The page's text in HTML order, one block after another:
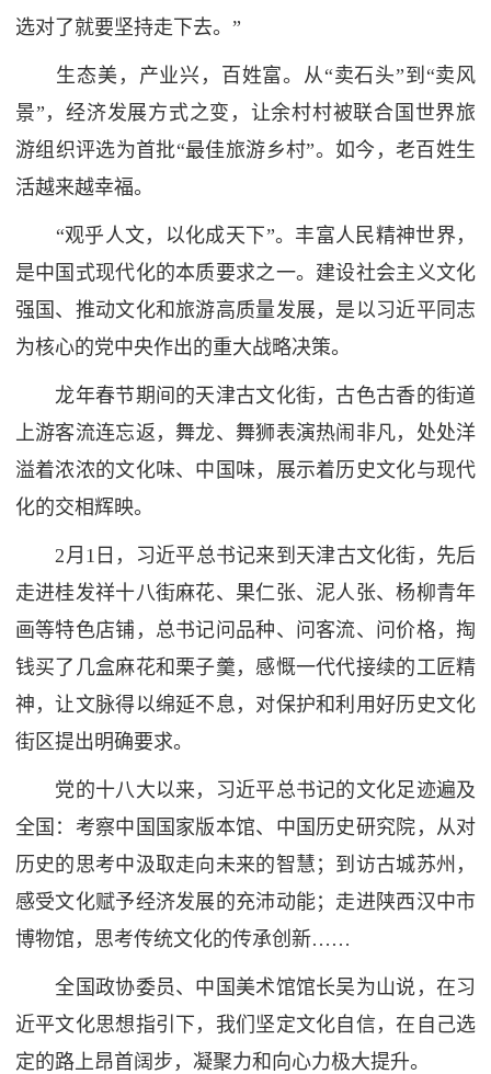
选对了就要坚持走下去。”
生态美，产业兴，百姓富。从“卖石头”到“卖风
景”，经济发展方式之变，让余村村被联合国世界旅
游组织评选为首批“最佳旅游乡村”。如今，老百姓生
活越来越幸福。
“观乎人文，以化成天下”。丰富人民精神世界，
是中国式现代化的本质要求之一。建设社会主义文化
强国、推动文化和旅游高质量发展，是以习近平同志
为核心的党中央作出的重大战略决策。
龙年春节期间的天津古文化街，古色古香的街道
上游客流连忘返，舞龙、舞狮表演热闹非凡，处处洋
溢着浓浓的文化味、中国味，展示着历史文化与现代
化的交相辉映。
2月1日，习近平总书记来到天津古文化街，先后
走进桂发祥十八街麻花、果仁张、泥人张、杨柳青年
画等特色店铺，总书记问品种、问客流、问价格，掏
钱买了几盒麻花和栗子羹，感慨一代代接续的工匠精
神，让文脉得以绵延不息，对保护和利用好历史文化
街区提出明确要求。
党的十八大以来，习近平总书记的文化足迹遍及
全国：考察中国国家版本馆、中国历史研究院，从对
历史的思考中汲取走向未来的智慧；到访古城苏州，
感受文化赋予经济发展的充沛动能；走进陕西汉中市
博物馆，思考传统文化的传承创新……
全国政协委员、中国美术馆馆长吴为山说，在习
近平文化思想指引下，我们坚定文化自信，在自己选
定的路上昂首阔步，凝聚力和向心力极大提升。